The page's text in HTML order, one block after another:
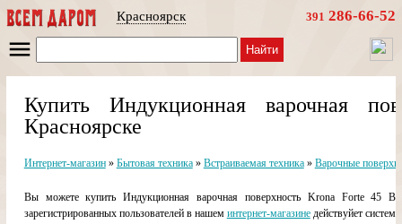
Красноярск 391 286-66-52
Найти
Купить Индукционная варочная
Красноярске
Интернет-магазин» Бытовая техника» Встраиваемая техника» Варочные
Вы можете купить Индукционная варочная поверхность Krona Forte 45
зарегистрированных пользователей в нашем интернет-магазинедействуйет